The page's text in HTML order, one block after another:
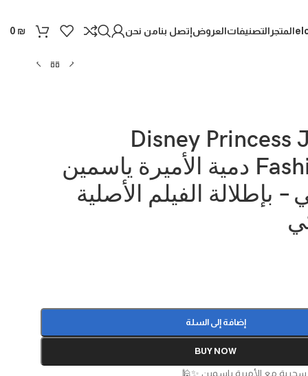
المتجر التصنيفاتالعروضإتصل بنامن نحن 0 ₪
Disney Princess
Fashion Doll دمية الأميرة ياسمين
بإطلالة الفيلم الأصلية
إضافة إلى السلة
BUY NOW
مع الأميرة ياسمين ✨🕌